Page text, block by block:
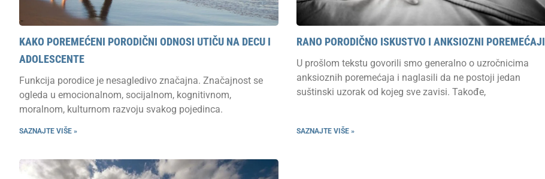
KAKO POREMEĆENI PORODIČNI ODNOSI UTIČU NA DECU I
ADOLESCENTE
Funkcija porodice je nesagledivo značajna. Značajnost se
ogleda u emocionalnom, socijalnom, kognitivnom,
moralnom, kulturnom razvoju svakog pojedinca.
SAZNAJTE VIŠE »
RANO PORODIČNO ISKUSTVO I ANKSIOZNI POREMEĆAJI
U prošlom tekstu govorili smo generalno o uzročnicima
anksioznih poremećaja i naglasili da ne postoji jedan
suštinski uzorak od kojeg sve zavisi. Takođe,
SAZNAJTE VIŠE »